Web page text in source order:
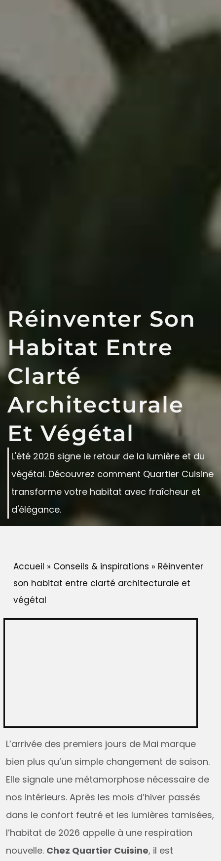
Réinventer Son
Habitat Entre
Clarté
Architecturale
Et Végétal
L'été 2026 signe le retour de la lumière et du
végétal. Découvrez comment Quartier Cuisine
transforme votre habitat avec fraîcheur et
d'élégance.
Accueil » Conseils & inspirations » Réinventer
son habitat entre clarté architecturale et
végétal
L’arrivée des premiers jours de Mai marque
bien plus qu’un simple changement de saison.
Elle signale une métamorphose nécessaire de
nos intérieurs. Après les mois d’hiver passés
dans le confort feutré et les lumières tamisées,
l’habitat de 2026 appelle à une respiration
nouvelle. Chez Quartier Cuisine, il est